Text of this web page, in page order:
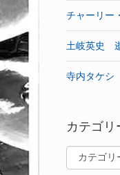
チャーリー
土岐英史
寺内タケ
カテゴリ
テ